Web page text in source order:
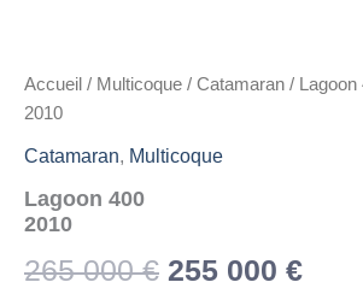
Accueil / Multicoque / Catamaran / Lagoon
2010
Catamaran, Multicoque
Lagoon 400
2010
265 000€ Le
255 000 €Le